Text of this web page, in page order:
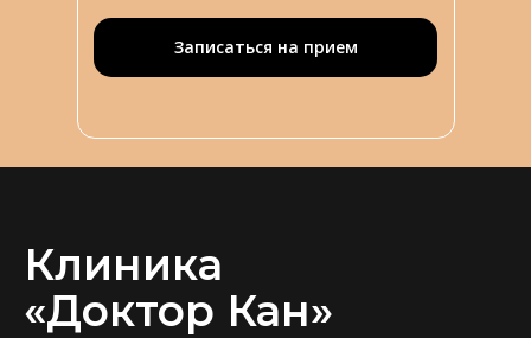
Записаться на прием
Клиника
«Доктор Кан»